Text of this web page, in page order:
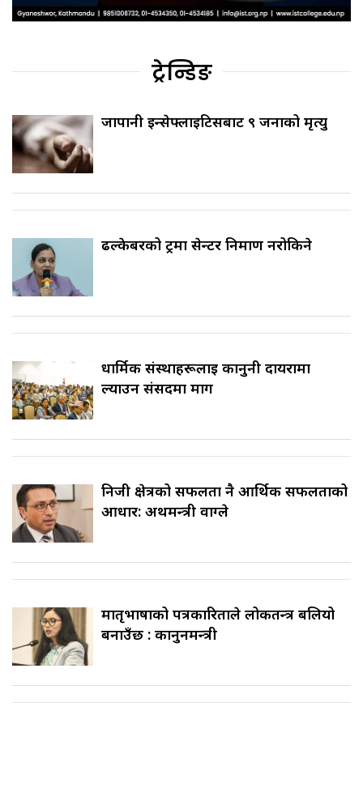
ट्रेन्डिङ
जापानी इन्सेफ्लाइटिसबाट ९ जनाको मृत्यु
ढल्केबरको ट्रमा सेन्टर निर्माण नरोकिने
धार्मिक संस्थाहरूलाई कानुनी दायरामा
ल्याउन संसदमा माग
निजी क्षेत्रको सफलता नै आर्थिक सफलताको
आधार: अर्थमन्त्री वाग्ले
मातृभाषाको पत्रकारिताले लोकतन्त्र बलियो
बनाउँछ : कानुनमन्त्री